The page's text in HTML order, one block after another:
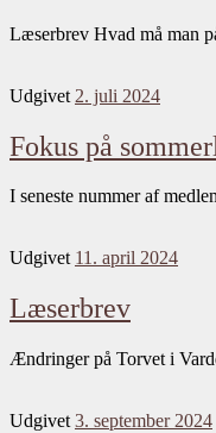
Læserbrev Hvad må man
Udgivet 2. juli 2024
Fokus på
I seneste nummer af
Udgivet 11. april 2024
Læserbrev
Ændringer på Torvet i
Udgivet 3. september 2024